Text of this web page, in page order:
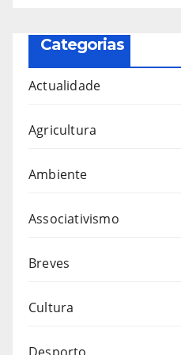
Categorias
Actualidade
Agricultura
Ambiente
Associativismo
Breves
Cultura